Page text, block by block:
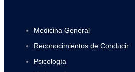
Medicina General
Reconocimientos de Conducir
Psicología